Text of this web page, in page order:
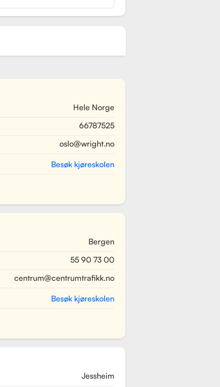
Hele Norge
66787525
oslo@wright.no
Besøk kjøreskolen
Bergen
55 90 73 00
centrum@centrumtrafikk.no
Besøk kjøreskolen
Jessheim